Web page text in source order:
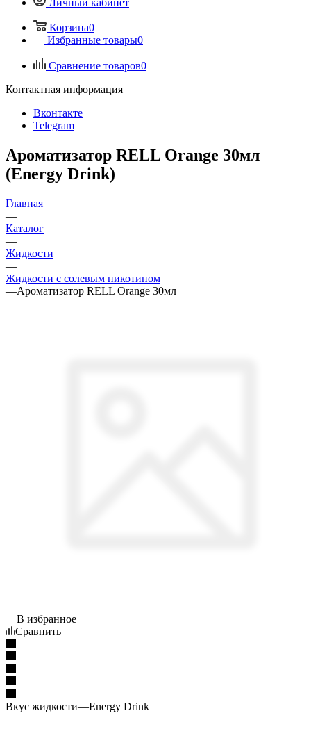
Личный кабинет
Корзина0
Избранные товары0
Сравнение товаров0
Контактная информация
Вконтакте
Telegram
Ароматизатор RELL Orange 30мл
(Energy Drink)
Главная
—
Каталог
—
Жидкости
—
Жидкости с солевым никотином
—Ароматизатор RELL Orange 30мл
В избранное
Сравнить
Вкус жидкости—Energy Drink